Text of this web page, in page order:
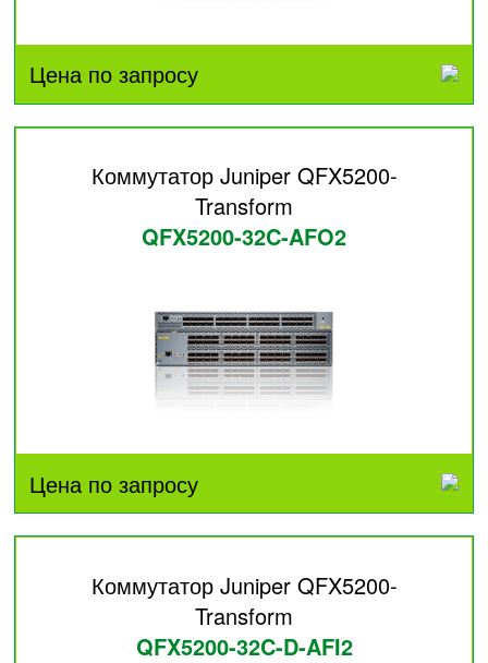
Цена по запросу
Коммутатор Juniper QFX5200-
Transform
QFX5200-32C-AFO2
Цена по запросу
Коммутатор Juniper QFX5200-
Transform
QFX5200-32C-D-AFI2